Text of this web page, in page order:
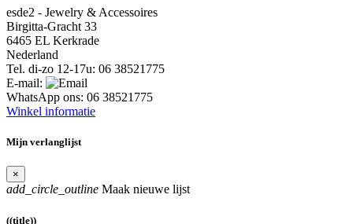
esde2 - Jewelry & Accessoires
Birgitta-Gracht 33
6465 EL Kerkrade
Nederland
Tel. di-zo 12-17u: 06 38521775
E-mail:
WhatsApp ons: 06 38521775
Winkel informatie
Mijn verlanglijst
×
add_circle_outline Maak nieuwe lijst
((title))